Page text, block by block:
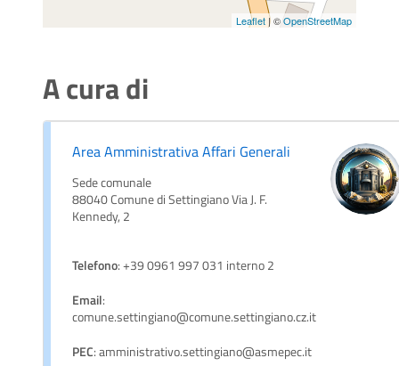
Leaflet | ©OpenStreetMap
A cura di
Area Amministrativa Affari Generali
Sede comunale
88040 Comune di Settingiano Via J. F.
Kennedy, 2
Telefono: +39 0961 997 031 interno 2
Email:
comune.settingiano@comune.settingiano.cz.it
PEC: amministrativo.settingiano@asmepec.it